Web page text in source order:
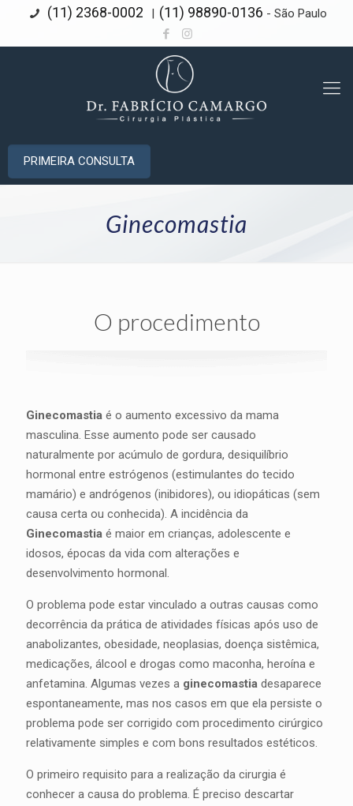
(11) 2368-0002 | (11) 98890-0136 - São Paulo
PRIMEIRA CONSULTA
Ginecomastia
O procedimento
Ginecomastia é o aumento excessivo da mama
masculina. Esse aumento pode ser causado
naturalmente por acúmulo de gordura, desiquilíbrio
hormonal entre estrógenos (estimulantes do tecido
mamário) e andrógenos (inibidores), ou idiopáticas (sem
causa certa ou conhecida). A incidência da
Ginecomastia é maior em crianças, adolescente e
idosos, épocas da vida com alterações e
desenvolvimento hormonal.
O problema pode estar vinculado a outras causas como
decorrência da prática de atividades físicas após uso de
anabolizantes, obesidade, neoplasias, doença sistêmica,
medicações, álcool e drogas como maconha, heroína e
anfetamina. Algumas vezes a ginecomastia desaparece
espontaneamente, mas nos casos em que ela persiste o
problema pode ser corrigido com procedimento cirúrgico
relativamente simples e com bons resultados estéticos.
O primeiro requisito para a realização da cirurgia é
conhecer a causa do problema. É preciso descartar